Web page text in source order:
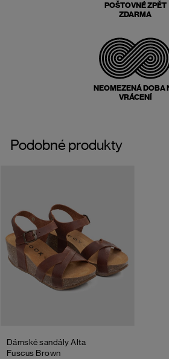
POŠTOVNÉ ZPĚT
ZDARMA
NEOMEZENÁ DOBA
VRÁCENÍ
Podobné produkty
Dámské sandály Alta
Fuscus Brown